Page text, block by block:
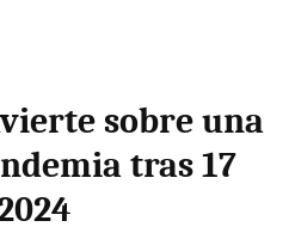
sobre una
tras 17